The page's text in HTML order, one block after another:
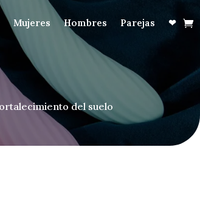
Mujeres Hombres Parejas ❤
del suelo